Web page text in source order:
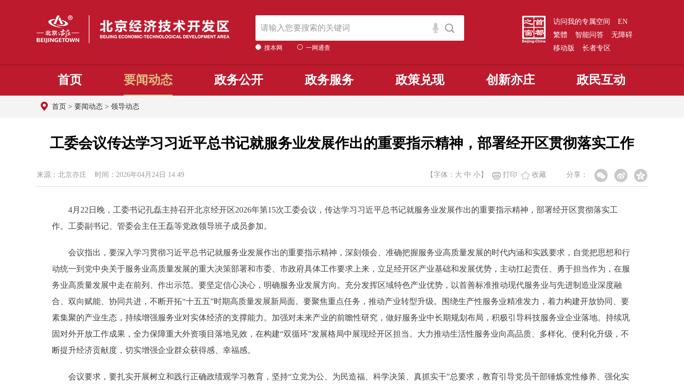
搜本网 一网通查
访问我的专属空间
EN
繁體
智能问答
无障碍
移动版
长者专区
首页 要闻动态 政务公开 政务服务 政策兑现 创新亦庄 政民互动
首页 > 要闻动态 > 领导动态
工委会议传达学习习近平总书记就服务业发展作出的重要指示精神，部署经开区贯彻落实工作
来源：北京亦庄 时间：2026年04月24日 14:49 分享：
【字体： 大 中 小 】 打印 收藏
4月22日晚，工委书记孔磊主持召开北京经开区2026年第15次工委会议，传达学习习近平总书记就服务业发展作出的重要指示精神，部署经开区贯彻落实工
作。工委副书记、管委会主任王磊等党政领导班子成员参加。
会议指出，要深入学习贯彻习近平总书记就服务业发展作出的重要指示精神，深刻领会、准确把握服务业高质量发展的时代内涵和实践要求，自觉把思想和行
动统一到党中央关于服务业高质量发展的重大决策部署和市委、市政府具体工作要求上来，立足经开区产业基础和发展优势，主动扛起责任、勇于担当作为，在服
务业高质量发展中走在前列、作出示范。要坚定信心决心，明确服务业发展方向。充分发挥区域特色产业优势，以首善标准推动现代服务业与先进制造业深度融
合、双向赋能、协同共进，不断开拓“十五五”时期高质量发展新局面。要聚焦重点任务，推动产业转型升级。围绕生产性服务业精准发力，着力构建开放协同、要
素集聚的产业生态，持续增强服务业对实体经济的支撑能力。加强对未来产业的前瞻性研究，做好服务业中长期规划布局，积极引导科技服务业企业落地。持续巩
固对外开放工作成果，全力保障重大外资项目落地见效，在构建“双循环”发展格局中展现经开区担当。大力推动生活性服务业向高品质、多样化、便利化升级，不
断提升经济贡献度，切实增强企业群众获得感、幸福感。
会议要求，要扎实开展树立和践行正确政绩观学习教育，坚持“立党为公、为民造福、科学决策、真抓实干”总要求，教育引导党员干部锤炼党性修养、强化实